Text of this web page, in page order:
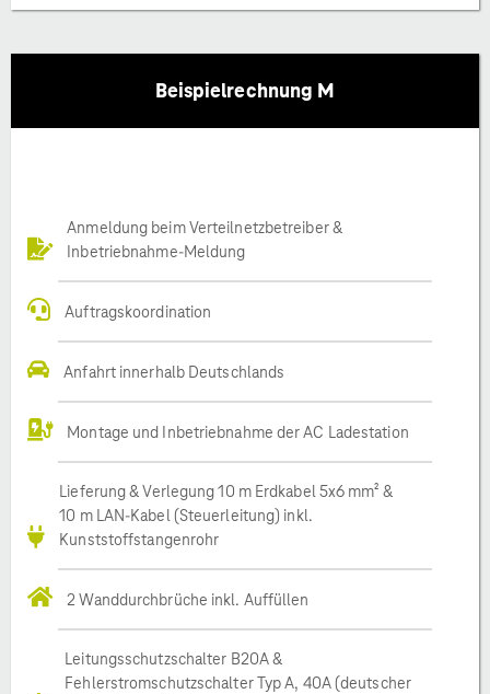
Beispielrechnung M
Anmeldung beim Verteilnetzbetreiber &
Inbetriebnahme-Meldung
Auftragskoordination
Anfahrt innerhalb Deutschlands
Montage und Inbetriebnahme der AC Ladestation
Lieferung & Verlegung 10 m Erdkabel 5x6 mm² &
10 m LAN-Kabel (Steuerleitung) inkl.
Kunststoffstangenrohr
2 Wanddurchbrüche inkl. Auffüllen
Leitungsschutzschalter B20A &
Fehlerstromschutzschalter Typ A, 40A (deutscher